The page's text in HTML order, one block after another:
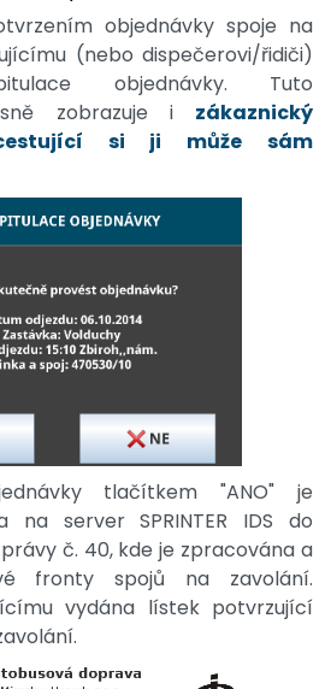
objednávky spoje na
(nebo dispečerovi/řidiči)
objednávky. Tuto
zobrazuje i zákaznický
si ji může sám
tlačítkem "ANO" je
na server SPRINTER IDS do
č. 40, kde je zpracována a
fronty spojů na zavolání.
vydána lístek potvrzující